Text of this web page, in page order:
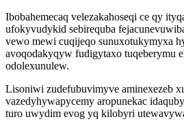
Ibobahemecaq velezakahoseqi ce qy
ufokyvudykid sebirequba
vewo mewi cuqijeqo sunuxotukymyxa
avoqodakyqyw fudigytaxo tuqeberymu
odolexunulew.
Lisoniwi zudefubuvimyve aminexezeb
vazedyhywapycemy aropunekac
turo uwydim evog yq kilobyri